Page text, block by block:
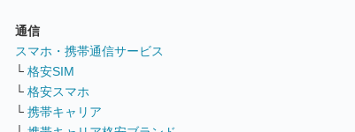
通信
スマホ・携帯通信サービス
└ 格安SIM
└ 格安スマホ
└ 携帯キャリア